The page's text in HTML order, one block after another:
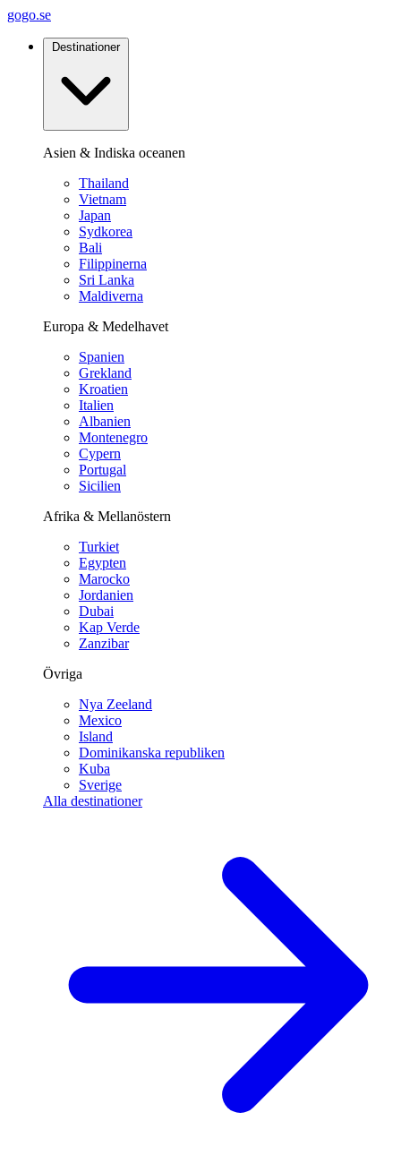
gogo.se
Destinationer
Asien & Indiska oceanen
Thailand
Vietnam
Japan
Sydkorea
Bali
Filippinerna
Sri Lanka
Maldiverna
Europa & Medelhavet
Spanien
Grekland
Kroatien
Italien
Albanien
Montenegro
Cypern
Portugal
Sicilien
Afrika & Mellanöstern
Turkiet
Egypten
Marocko
Jordanien
Dubai
Kap Verde
Zanzibar
Övriga
Nya Zeeland
Mexico
Island
Dominikanska republiken
Kuba
Sverige
Alla destinationer